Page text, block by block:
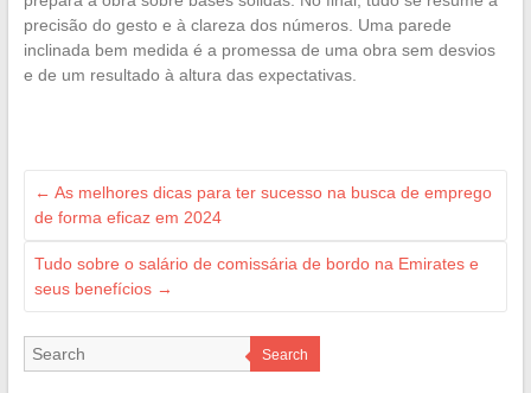
precisão do gesto e à clareza dos números. Uma parede
inclinada bem medida é a promessa de uma obra sem desvios
e de um resultado à altura das expectativas.
← As melhores dicas para ter sucesso na busca de emprego
de forma eficaz em 2024
Tudo sobre o salário de comissária de bordo na Emirates e
seus benefícios →
Search